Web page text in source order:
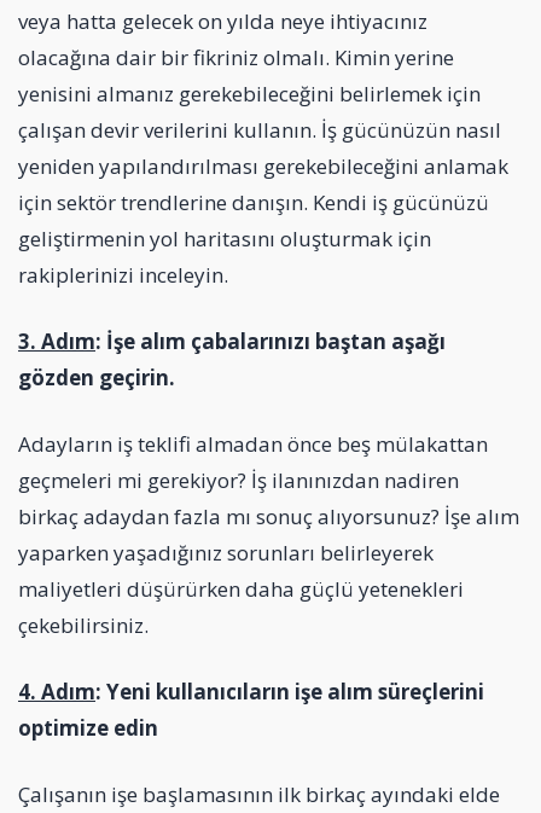
veya hatta gelecek on yılda neye ihtiyacınız
olacağına dair bir fikriniz olmalı. Kimin yerine
yenisini almanız gerekebileceğini belirlemek için
çalışan devir verilerini kullanın. İş gücünüzün nasıl
yeniden yapılandırılması gerekebileceğini anlamak
için sektör trendlerine danışın. Kendi iş gücünüzü
geliştirmenin yol haritasını oluşturmak için
rakiplerinizi inceleyin.
3. Adım: İşe alım çabalarınızı baştan aşağı
gözden geçirin.
Adayların iş teklifi almadan önce beş mülakattan
geçmeleri mi gerekiyor? İş ilanınızdan nadiren
birkaç adaydan fazla mı sonuç alıyorsunuz? İşe alım
yaparken yaşadığınız sorunları belirleyerek
maliyetleri düşürürken daha güçlü yetenekleri
çekebilirsiniz.
4. Adım: Yeni kullanıcıların işe alım süreçlerini
optimize edin
Çalışanın işe başlamasının ilk birkaç ayındaki elde